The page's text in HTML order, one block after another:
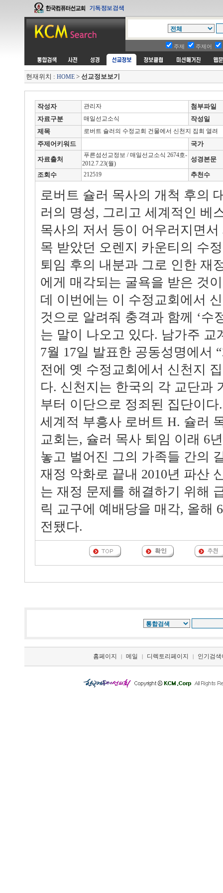
주제 주제어
현재위치 : HOME > 선교정보보기
작성자 관리자
첨부파일
자료구분
매일선교소식
작성일
제목
로버트 슐러의 수정교회 건물에서 신천지 집회 열려
주제어키워드 국가
자료출처
푸른섬선교정보 / 매일선교소식 2674호-
2012.7.23(월)
성경본문
조회수 212519 추천수
로버트 슐러 목사의 개척 후의
러의 명성, 그리고 세계적인 베
목사의 저서 등이 어우러지면
목 받았던 오렌지 카운티의 수
퇴임 후의 내분과 그로 인한 재
에게 매각되는 굴욕을 받은 것
데 이번에는 이 수정교회에서
것으로 알려줘 충격과 함께 ‘수
는 말이 나오고 있다. 남가주 교
7월 17일 발표한 공동성명에서
전에 옛 수정교회에서 신천지
다. 신천지는 한국의 각 교단과
부터 이단으로 정죄된 집단이
세계적 부흥사 로버트 H. 슐러
교회는, 슐러 목사 퇴임 이래 6
놓고 벌어진 그의 가족들 간의
재정 악화로 끝내 2010년 파산
는 재정 문제를 해결하기 위해
릭 교구에 예배당을 매각, 올해
전됐다.
홈페이지 | 메일 | 디렉토리페이지 | 인기검색